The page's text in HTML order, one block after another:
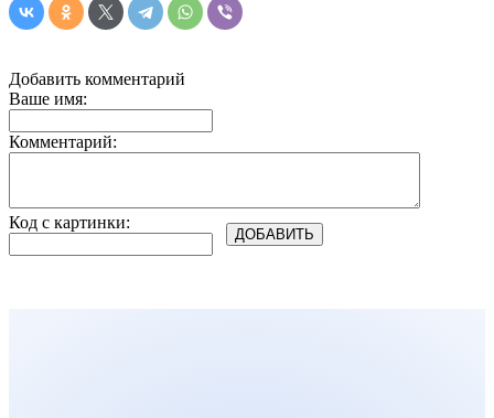
Добавить комментарий
Ваше имя:
Комментарий:
Код с картинки: